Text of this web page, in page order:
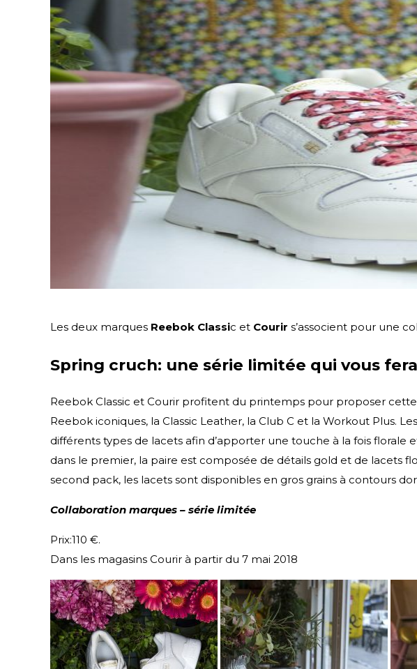
Les deux marques Reebok Classic et Courir s’associent pour une
Spring cruch: une série limitée qui vous
Reebok Classic et Courir profitent du printemps pour proposer
Reebok iconiques, la Classic Leather, la Club C et la Workout Plus.
différents types de lacets afin d’apporter une touche à la fois
dans le premier, la paire est composée de détails gold et de lacets
second pack, les lacets sont disponibles en gros grains à contours
Collaboration marques – série limitée
Prix:110 €.
Dans les magasins Courir à partir du 7 mai 2018